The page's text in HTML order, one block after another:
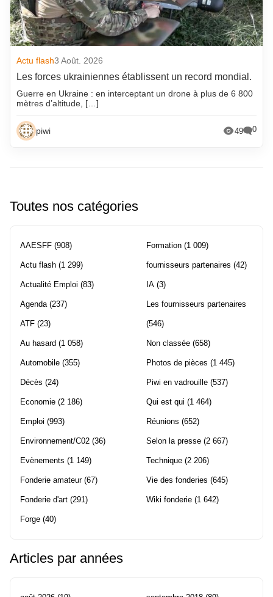
Actu flash3 Août. 2026
Les forces ukrainiennes établissent un record mondial.
Guerre en Ukraine : en interceptant un drone à plus de 6 800
mètres d’altitude, […]
piwi 49 0
Toutes nos catégories
AAESFF (908)
Actu flash (1 299)
Actualité Emploi (83)
Agenda(237)
ATF (23)
Au hasard (1 058)
Automobile (355)
Décès (24)
Economie (2 186)
Emploi (993)
Environnement/C02 (36)
Evènements (1 149)
Fonderie amateur(67)
Fonderie d'art (291)
Forge (40)
Formation (1 009)
fournisseurs partenaires (42)
IA (3)
Les fournisseurs partenaires
(546)
Non classée (658)
Photos de pièces (1 445)
Piwi en vadrouille (537)
Qui est qui (1 464)
Réunions (652)
Selon la presse (2 667)
Technique (2 206)
Vie des fonderies (645)
Wiki fonderie (1 642)
Articles par années